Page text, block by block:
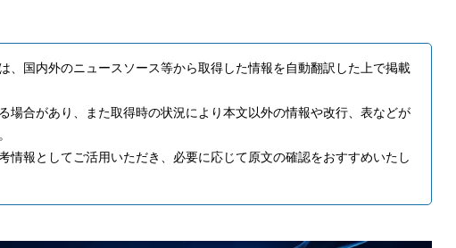
、国内外のニュースソース等から取得した情報を自動翻訳した上で掲載
場合があり、また取得時の状況により本文以外の情報や改行、表などが
情報としてご活用いただき、必要に応じて原文の確認をおすすめいたし